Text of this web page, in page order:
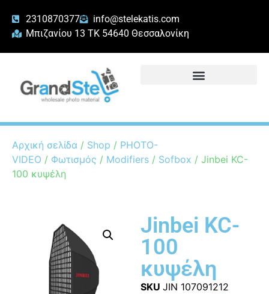
2310870377
info@stelekatis.com
Μπιζανίου 13 ΤΚ 54640 Θεσσαλονίκη
Αρχική σελίδα / Shop / PHOTO-
VIDEO / Φωτισμός / Modifiers / Sofbox / Jinbei KC-
100 κυψέλη
Jinbei KC-
100
κυψέλη
SKU JIN 107091212